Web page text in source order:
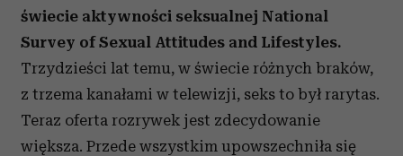
świecie aktywności seksualnej National
Survey of Sexual Attitudes and Lifestyles.
Trzydzieści lat temu, w świecie różnych braków,
z trzema kanałami w telewizji, seks to był rarytas.
Teraz oferta rozrywek jest zdecydowanie
większa. Przede wszystkim upowszechniła się